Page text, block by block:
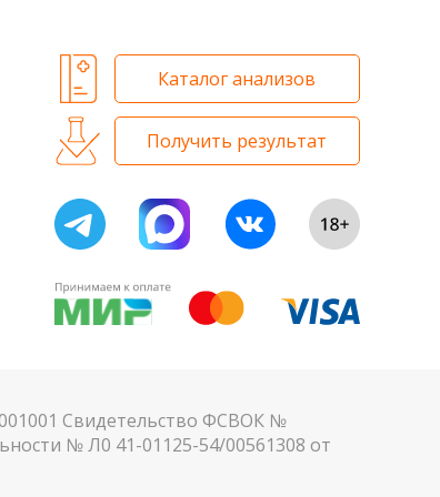
Каталог анализов
Получить результат
Свидетельство ФСВОК №
№ Л0 41-01125-54/00561308 от